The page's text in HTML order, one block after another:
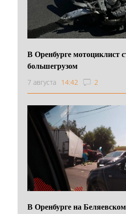
В Оренбурге мотоциклист
большегрузом
7 августа 14:42 2
В Оренбурге на